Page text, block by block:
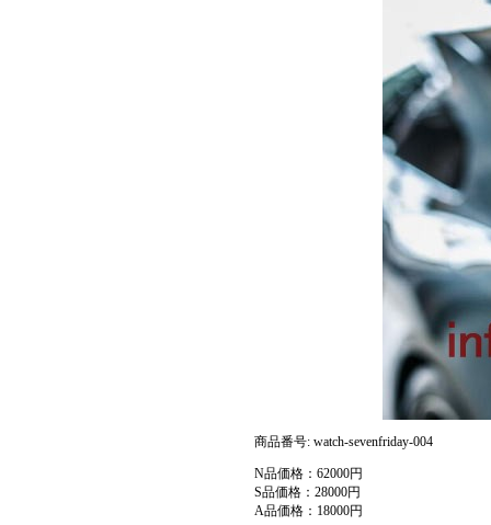
商品番号: watch-sevenfriday-004
N品価格：62000円
S品価格：28000円
A品価格：18000円